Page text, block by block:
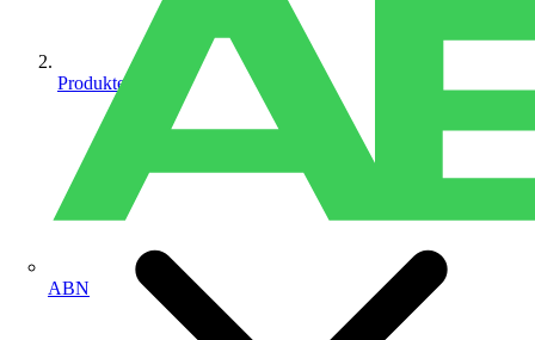
ABN
Produkte